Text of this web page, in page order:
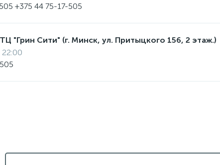
+375 44 75-17-505
"Грин Сити" (г. Минск, ул. Притыцкого 156, 2 этаж.)